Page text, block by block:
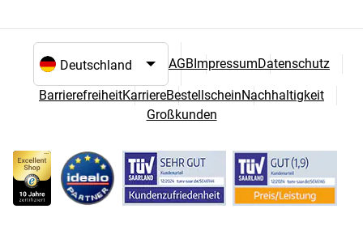
Sprach- und Landesauswahl
AGBImpressumDatenschutz
BarrierefreiheitKarriereBestellscheinNachhaltigkeit
Großkunden